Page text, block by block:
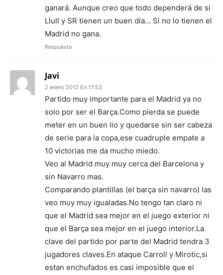
ganará. Aunque creo que todo dependerá de si
Llull y SR tienen un buen día… Si no lo tienen el
Madrid no gana.
Respuesta
Javi
2 enero 2012 En 17:53
Partido muy importante para el Madrid ya no
solo por ser el Barça.Como pierda se puede
meter en un buen lio y quedarse sin ser cabeza
de serie para la copa,ese cuadruple empate a
10 victorias me da mucho miedo.
Veo al Madrid muy muy cerca del Barcelona y
sin Navarro mas.
Comparando plantillas (el barça sin navarro) las
veo muy muy igualadas.No tengo tan claro ni
que el Madrid sea mejor en el juego exterior ni
que el Barça sea mejor en el juego interior.La
clave del partido por parte del Madrid tendra 3
jugadores claves.En ataque Carroll y Mirotic,si
estan enchufados es casi imposible que el